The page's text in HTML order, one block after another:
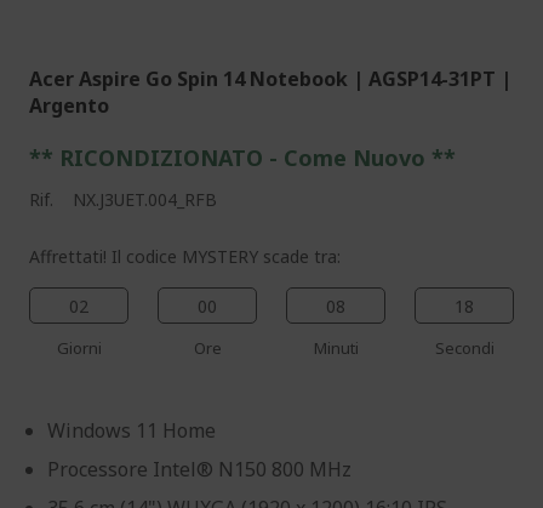
Acer Aspire Go Spin 14 Notebook | AGSP14-31PT |
Argento
** RICONDIZIONATO - Come Nuovo **
Rif. NX.J3UET.004_RFB
Affrettati! Il codice MYSTERY scade tra:
02
Giorni
00
Ore
08
Minuti
17
Secondi
Windows 11 Home
Processore Intel® N150 800 MHz